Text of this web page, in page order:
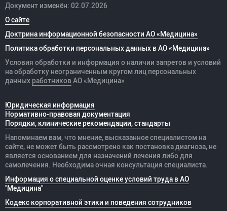
Документ изменён: 02.07.2026
О сайте
Доктрина информационной безопасности АО «Медицина»
Политика обработки персональных данных в АО «Медицина»
Условия обработки и информация о наличии запретов и условий
на обработку неограниченным кругом лиц персональных
данных работников АО «Медицина»
Юридическая информация
Нормативно-правовая документация
Порядки, клинические рекомендации, стандарты
Напоминаем вам, что мнение, высказанное специалистом на
сайте, не может быть рассмотрено как постановка диагноза, не
является основанием для назначений лечения либо для
самолечения. Необходима очная консультация специалиста.
Информация о специальной оценке условий труда в АО
"Медицина"
Кодекс корпоративной этики и поведения сотрудников